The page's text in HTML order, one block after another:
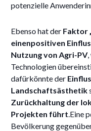
potenzielle
Ebenso hat der Faktor
einenpositiven
Nutzung von Agri-PV
Technologien
dafürkönnte der
Landschaftsästhetik
Zurückhaltung der
Projekten führt.Eine
Bevölkerung